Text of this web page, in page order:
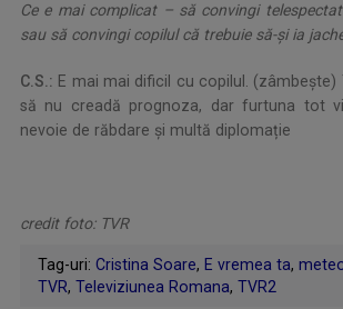
Ce e mai complicat – să convingi
sau să convingi copilul că trebuie să-și ia
C.S.: E mai mai dificil cu copilul.
să nu creadă prognoza, dar furtuna tot
nevoie de răbdare și multă diplomație
credit foto: TVR
Tag-uri: Cristina Soare, E vremea ta,
TVR, Televiziunea Romana, TVR2